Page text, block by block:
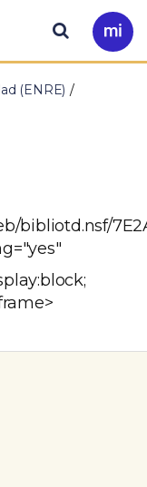
Ir
a
Buscar
(ENRE)
bibliotd.nsf/